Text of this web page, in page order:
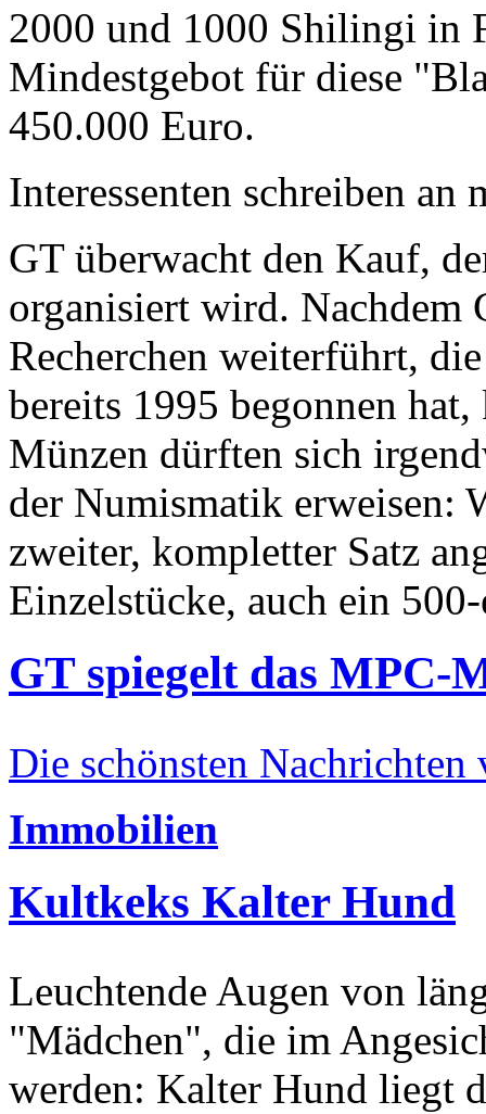
2000 und 1000 Shilingi in
Mindestgebot für diese
450.000 Euro.
Interessenten schreiben
GT überwacht den Kauf,
organisiert wird. Nachdem
Recherchen weiterführt,
bereits 1995 begonnen
Münzen dürften sich
der Numismatik erweisen:
zweiter, kompletter Satz
Einzelstücke, auch ein
GT spiegelt das MPC-
Die schönsten Nachrichten
Immobilien
Kultkeks Kalter Hund
Leuchtende Augen von
"Mädchen", die im
werden: Kalter Hund liegt